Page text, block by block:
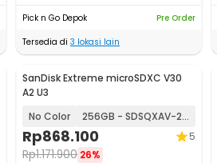
Pick n Go Depok
Pre Order
Tersedia di 3 lokasi lain
SanDisk Extreme microSDXC V30
A2 U3
No Color
256GB - SDSQXAV-256G
Rp868.100
Rp1.171.900 26%
5